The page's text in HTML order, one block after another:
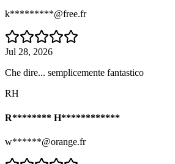
k*********@free.fr
Jul 28, 2026
Che dire... semplicemente fantastico
RH
R******** H************
w******@orange.fr